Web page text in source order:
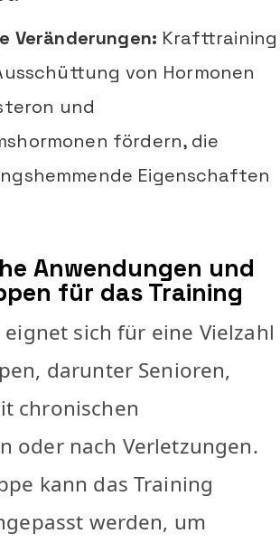
Veränderungen: Krafttraining
von Hormonen
und
fördern, die
Eigenschaften
Anwendungen und
für das Training
sich für eine Vielzahl
darunter Senioren,
chronischen
oder nach Verletzungen.
kann das Training
werden, um